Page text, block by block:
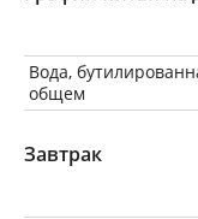
Вода,
общем
Завтрак